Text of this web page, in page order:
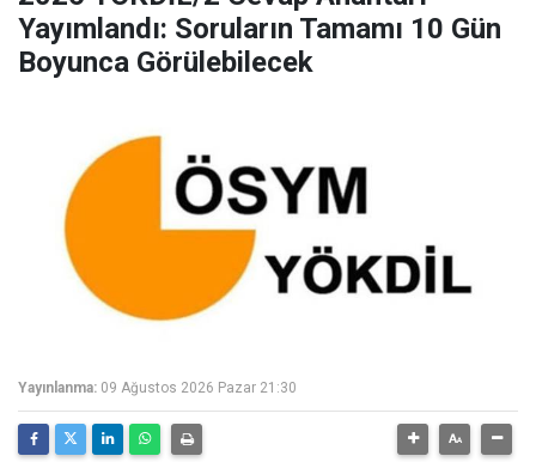
Yayımlandı: Soruların Tamamı 10 Gün
Boyunca Görülebilecek
Yayınlanma: 09 Ağustos 2026 Pazar 21:30